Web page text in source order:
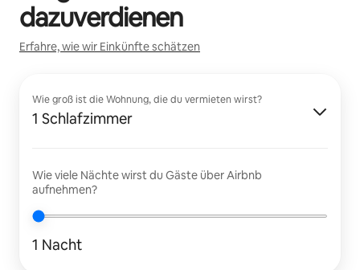
dazuverdienen
Erfahre, wie wir Einkünfte schätzen
Wie groß ist die Wohnung, die du vermieten wirst?
1 Schlafzimmer
Wie viele Nächte wirst du Gäste über Airbnb
aufnehmen?
1 Nacht